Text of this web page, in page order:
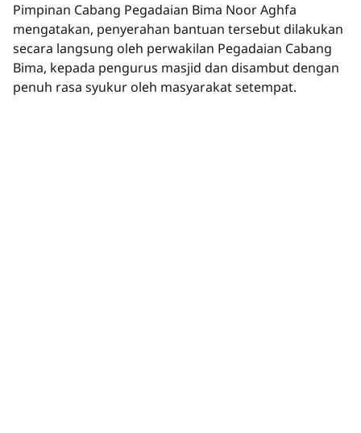
Pimpinan Cabang Pegadaian Bima Noor Aghfa
mengatakan, penyerahan bantuan tersebut dilakukan
secara langsung oleh perwakilan Pegadaian Cabang
Bima, kepada pengurus masjid dan disambut dengan
penuh rasa syukur oleh masyarakat setempat.